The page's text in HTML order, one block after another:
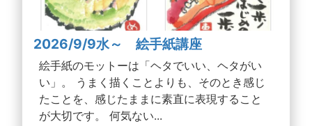
2026/9/9水～ 絵手紙講座
絵手紙のモットーは「ヘタでいい、ヘタがい
い」。 うまく描くことよりも、そのとき感じ
たことを、感じたままに素直に表現すること
が大切です。 何気ない...